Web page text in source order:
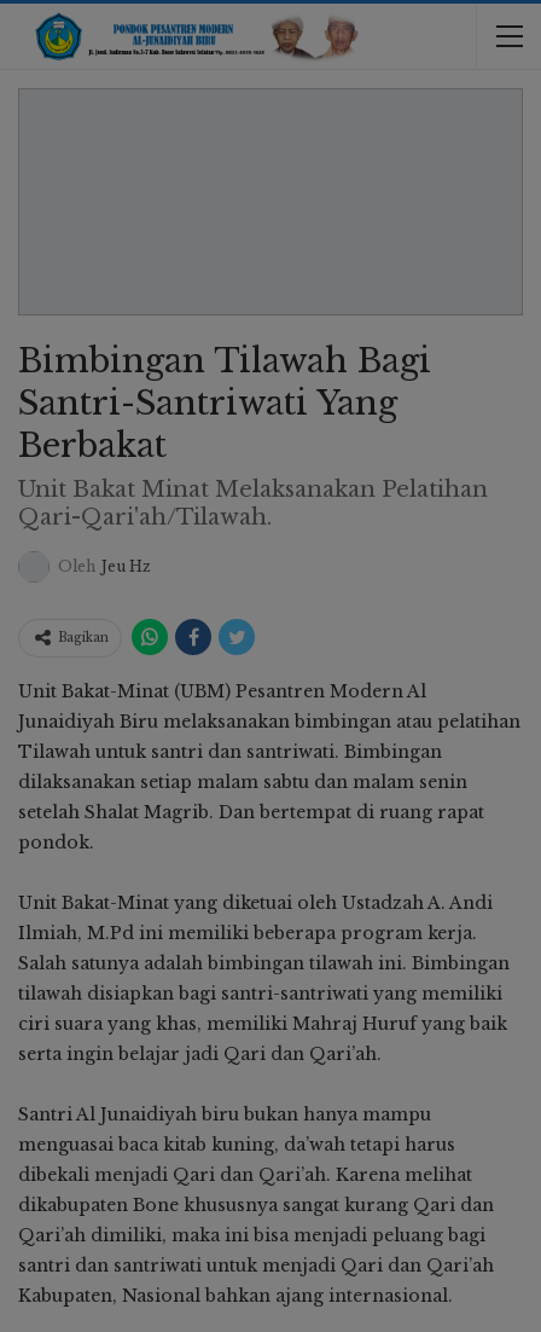
Bimbingan Tilawah Bagi
Santri-Santriwati Yang
Berbakat
Unit Bakat Minat Melaksanakan Pelatihan
Qari-Qari'ah/Tilawah.
Oleh Jeu Hz
Bagikan
Unit Bakat-Minat (UBM) Pesantren Modern Al
Junaidiyah Biru melaksanakan bimbingan atau pelatihan
Tilawah untuk santri dan santriwati. Bimbingan
dilaksanakan setiap malam sabtu dan malam senin
setelah Shalat Magrib. Dan bertempat di ruang rapat
pondok.
Unit Bakat-Minat yang diketuai oleh Ustadzah A. Andi
Ilmiah, M.Pd ini memiliki beberapa program kerja.
Salah satunya adalah bimbingan tilawah ini. Bimbingan
tilawah disiapkan bagi santri-santriwati yang memiliki
ciri suara yang khas, memiliki Mahraj Huruf yang baik
serta ingin belajar jadi Qari dan Qari’ah.
Santri Al Junaidiyah biru bukan hanya mampu
menguasai baca kitab kuning, da’wah tetapi harus
dibekali menjadi Qari dan Qari’ah. Karena melihat
dikabupaten Bone khususnya sangat kurang Qari dan
Qari’ah dimiliki, maka ini bisa menjadi peluang bagi
santri dan santriwati untuk menjadi Qari dan Qari’ah
Kabupaten, Nasional bahkan ajang internasional.